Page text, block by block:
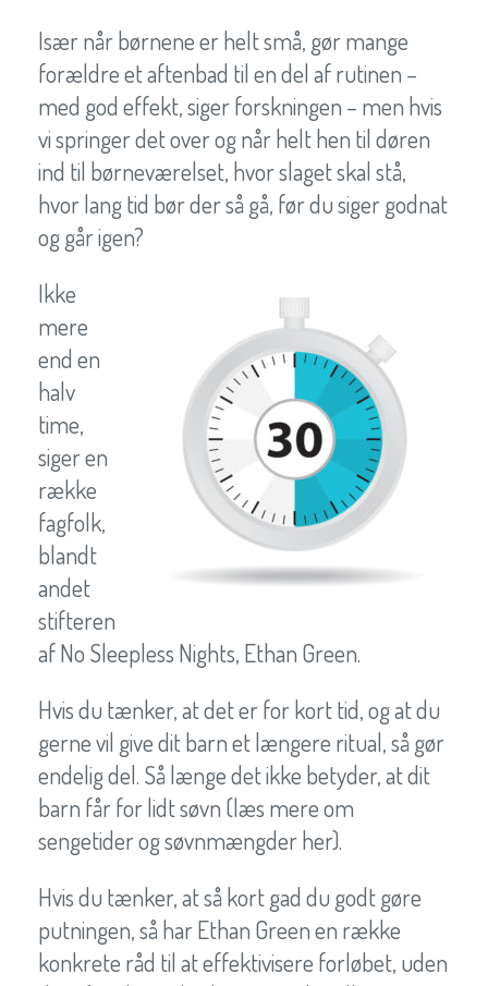
Især når børnene er helt små, gør mange
forældre et aftenbad til en del af rutinen –
med god effekt, siger forskningen – men hvis
vi springer det over og når helt hen til døren
ind til børneværelset, hvor slaget skal stå,
hvor lang tid bør der så gå, før du siger godnat
og går igen?
Ikke
mere
end en
halv
time,
siger en
række
fagfolk,
blandt
andet
stifteren
af No Sleepless Nights, Ethan Green.
Hvis du tænker, at det er for kort tid, og at du
gerne vil give dit barn et længere ritual, så gør
endelig del. Så længe det ikke betyder, at dit
barn får for lidt søvn (læs mere om
sengetider og søvnmængder her).
Hvis du tænker, at så kort gad du godt gøre
putningen, så har Ethan Green en række
konkrete råd til at effektivisere forløbet, uden